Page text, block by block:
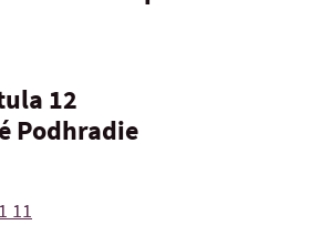
12
Podhradie
11